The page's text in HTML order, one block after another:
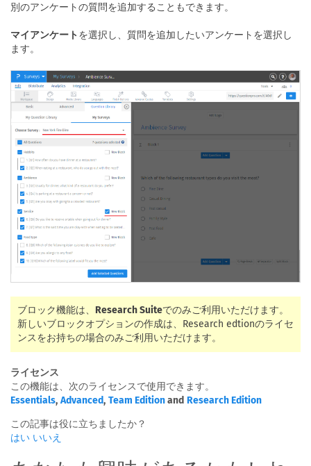
別のアンケートの質問を追加することもできます。
マイアンケート を選択し、質問を追加したいアンケートを選択し
ます。
ブロック機能は、 Research Suiteでのみご利用いただけます。
新しいブロックオプションの作成は、Research edtionのライセ
ンスをお持ちの場合のみご利用いただけます。
ライセンス
この機能は、次のライセンスで使用できます。
Essentials, Advanced, Team Editionand Research Edition
この記事は役に立ちましたか？
はい いいえ